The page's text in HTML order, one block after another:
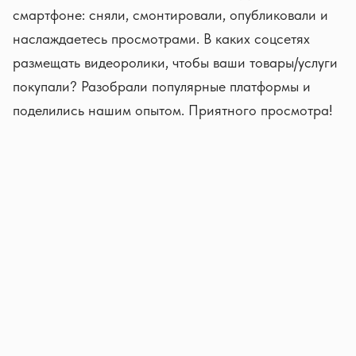
смартфоне: сняли, смонтировали, опубликовали и
наслаждаетесь просмотрами. В каких соцсетях
размещать видеоролики, чтобы ваши товары/услуги
покупали? Разобрали популярные платформы и
поделились нашим опытом. Приятного просмотра!